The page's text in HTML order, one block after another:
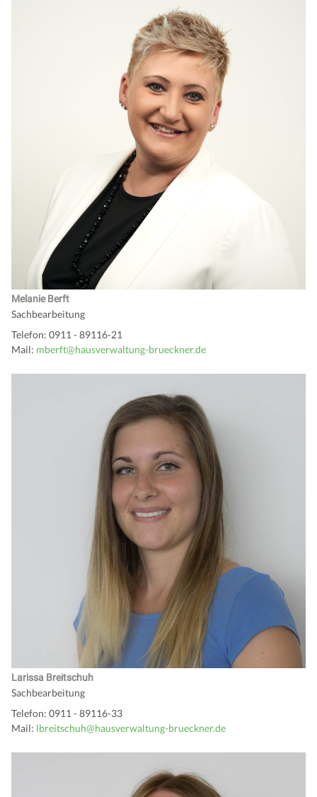
Melanie Berft
Sachbearbeitung
Telefon: 0911 - 89116-21
Mail: mberft@hausverwaltung-brueckner.de
Larissa Breitschuh
Sachbearbeitung
Telefon: 0911 - 89116-33
Mail: lbreitschuh@hausverwaltung-brueckner.de